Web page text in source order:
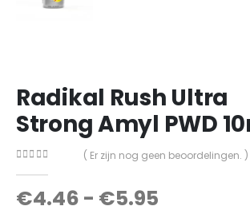
Radikal Rush Ultra
Strong Amyl PWD
( Er zijn nog geen beoordelingen. )
€4.46 - €5.95